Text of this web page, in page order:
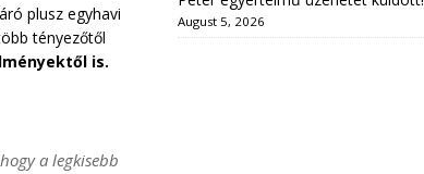
plusz egyhavi
tényezőtől
is.
a legkisebb
August 5, 2026